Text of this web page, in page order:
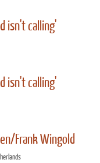
isn't calling'
isn't calling'
Frank Wingold